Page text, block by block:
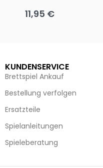
11,95 €
KUNDENSERVICE
Brettspiel Ankauf
Bestellung verfolgen
Ersatzteile
Spielanleitungen
Spieleberatung